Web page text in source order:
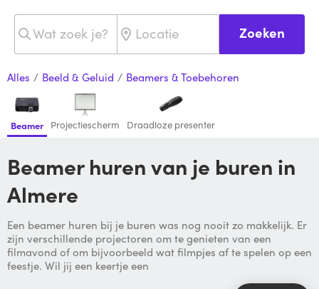
Zoeken
Alles / Beeld & Geluid / Beamers & Toebehoren
Beamer Projectiescherm Draadloze presenter
Beamer huren van je buren in
Almere
Een beamer huren bij je buren was nog nooit zo makkelijk. Er
zijn verschillende projectoren om te genieten van een
filmavond of om bijvoorbeeld wat filmpjes af te spelen op een
feestje. Wil jij een keertje een